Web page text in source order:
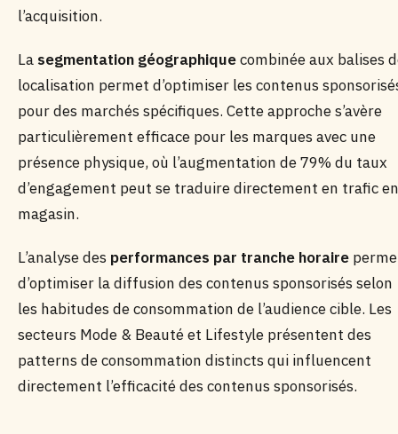
l’acquisition.
La segmentation géographiquecombinée aux balises
localisation permet d’optimiser les contenus
pour des marchés spécifiques. Cette approche s’avère
particulièrement efficace pour les marques avec une
présence physique, où l’augmentation de 79% du taux
d’engagement peut se traduire directement en trafic en
magasin.
L’analyse des performances par tranche horaire
d’optimiser la diffusion des contenus sponsorisés selon
les habitudes de consommation de l’audience cible. Les
secteurs Mode & Beauté et Lifestyle présentent des
patterns de consommation distincts qui influencent
directement l’efficacité des contenus sponsorisés.